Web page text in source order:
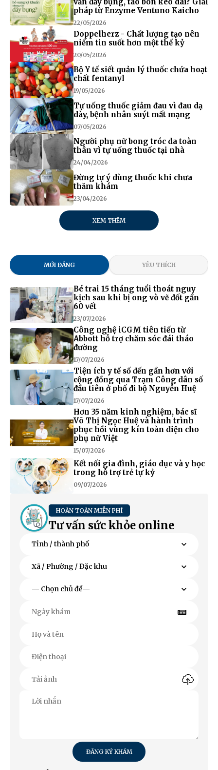
pháp từ Enzyme Ventuno Kaicho
22/05/2026
Doppelherz - Chất lượng tạo nên
niềm tin suốt hơn một thế kỷ
20/05/2026
Bộ Y tế siết quản lý thuốc chứa hoạt
chất fentanyl
19/05/2026
Tự uống thuốc giảm đau vì đau dạ
dày, bệnh nhân suýt mất mạng
07/05/2026
Người phụ nữ bong tróc da toàn
thân vì tự uống thuốc tại nhà
24/04/2026
Đừng tự ý dùng thuốc khi chưa
thăm khám
23/04/2026
XEM THÊM
MỚI ĐĂNG YÊU THÍCH
Bé trai 15 tháng tuổi thoát nguy
kịch sau khi bị ong vò vẽ đốt gần
60 vết
23/07/2026
Công nghệ iCGM tiên tiến từ
Abbott hỗ trợ chăm sóc đái tháo
đường
17/07/2026
Tiện ích y tế số đến gần hơn với
cộng đồng qua Trạm Công dân số
đầu tiên ở phố đi bộ Nguyễn Huệ
17/07/2026
Hơn 35 năm kinh nghiệm, bác sĩ
Võ Thị Ngọc Huệ và hành trình
phục hồi vùng kín toàn diện cho
phụ nữ Việt
15/07/2026
Kết nối gia đình, giáo dục và y học
trong hỗ trợ trẻ tự kỷ
09/07/2026
HOÀN TOÀN MIỄN PHÍ
Tư vấn sức khỏe online
ĐĂNG KÝ KHÁM